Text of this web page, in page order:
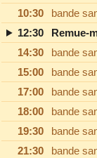
10:30
bande
12:30
Remue-
14:30
bande
15:00
bande
17:00
bande
18:00
bande
19:30
bande
21:30
bande